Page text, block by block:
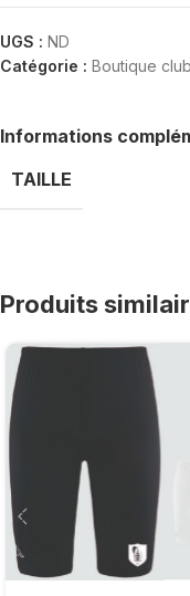
UGS : ND
Catégorie : Boutique
Informations
TAILLE
Produits